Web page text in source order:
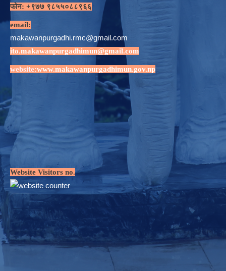
फोन: +९७७ ९८५५०८८९६६
email:
makawanpurgadhi.rmc@gmail.com
ito.makawanpurgadhimun@gmail.com
website:www.makawanpurgadhimun.gov.np
Website Visitors no.